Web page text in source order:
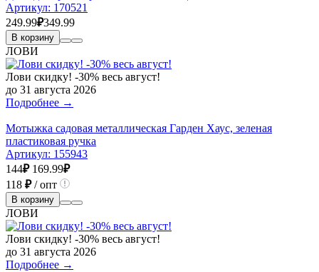
Артикул: 170521
249.99₽349.99
В корзину
ЛОВИ
Лови скидку! -30% весь август!
до 31 августа 2026
Подробнее →
Мотыжка садовая металлическая Гарден Хаус, зеленая
пластиковая ручка
Артикул: 155943
144₽ 169.99₽
118 ₽/ опт
В корзину
ЛОВИ
Лови скидку! -30% весь август!
до 31 августа 2026
Подробнее →